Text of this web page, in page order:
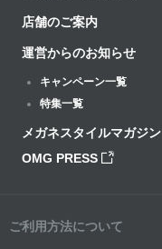
店舗のご案内
運営からのお知らせ
キャンペーン一覧
特集一覧
メガネスタイルマガジン
OMG PRESS
ご利用方法について